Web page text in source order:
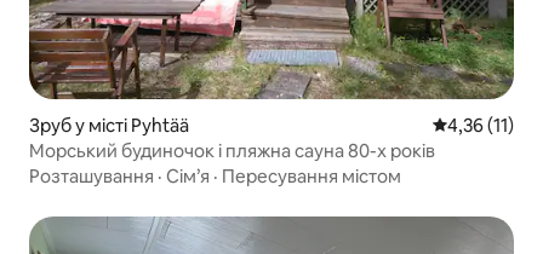
Зруб у місті Pyhtää Середня
4,36 (11)
Морський будиночок і пляжна сауна 80-х років
Розташування · Сім’я · Пересування містом